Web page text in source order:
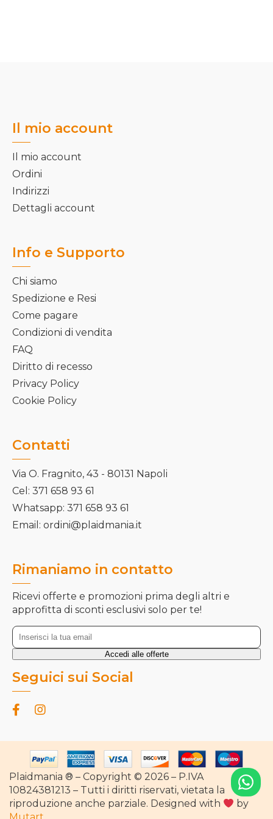
Il mio account
Il mio account
Ordini
Indirizzi
Dettagli account
Info e Supporto
Chi siamo
Spedizione e Resi
Come pagare
Condizioni di vendita
FAQ
Diritto di recesso
Privacy Policy
Cookie Policy
Contatti
Via O. Fragnito, 43 - 80131 Napoli
Cel: 371 658 93 61
Whatsapp: 371 658 93 61
Email: ordini@plaidmania.it
Rimaniamo in contatto
Ricevi offerte e promozioni prima degli altri e
approfitta di sconti esclusivi solo per te!
Seguici sui Social
Plaidmania ® – Copyright © 2026 – P.IVA
10824381213 – Tutti i diritti riservati, vietata la
riproduzione anche parziale. Designed with
by